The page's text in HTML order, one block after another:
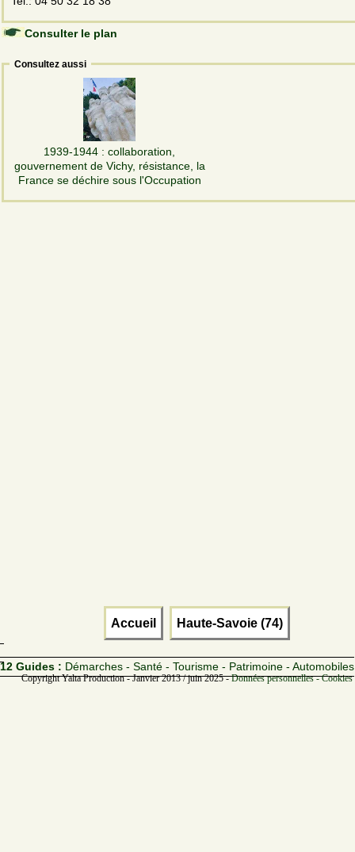
Consulter le plan
Consultez aussi
1939-1944 : collaboration,
gouvernement de Vichy, résistance, la
France se déchire sous l'Occupation
Accueil Haute-Savoie (74)
12 Guides : Démarches - Santé - Tourisme - Patrimoine - Automobiles
Copyright Yalta Production - Janvier 2013 / juin 2025 -Données personnelles -